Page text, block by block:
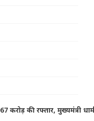
Uttarakhand